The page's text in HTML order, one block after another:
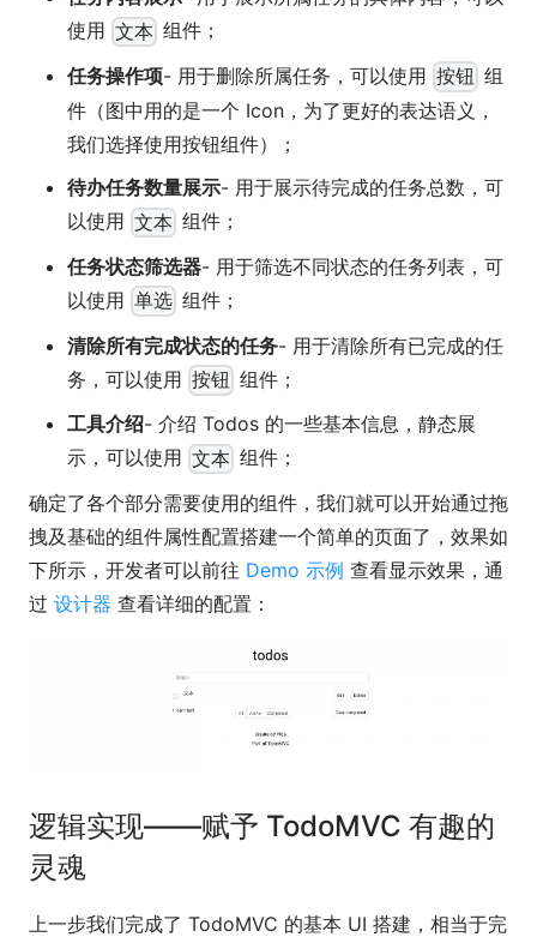
使用 文本 组件；
任务操作项- 用于删除所属任务，可以使用 按钮 组
件（图中用的是一个 Icon，为了更好的表达语义，
我们选择使用按钮组件）；
待办任务数量展示- 用于展示待完成的任务总数，可
以使用 文本 组件；
任务状态筛选器- 用于筛选不同状态的任务列表，可
以使用 单选 组件；
清除所有完成状态的任务- 用于清除所有已完成的任
务，可以使用 按钮 组件；
工具介绍- 介绍 Todos 的一些基本信息，静态展
示，可以使用 文本 组件；
确定了各个部分需要使用的组件，我们就可以开始通过拖
拽及基础的组件属性配置搭建一个简单的页面了，效果如
下所示，开发者可以前往 Demo 示例 查看显示效果，通
过 设计器 查看详细的配置：
逻辑实现——赋予 TodoMVC 有趣的
灵魂
上一步我们完成了 TodoMVC 的基本 UI 搭建，相当于完